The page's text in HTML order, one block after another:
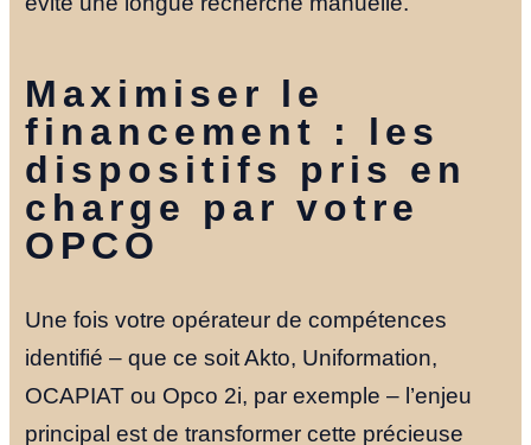
Maximiser le
financement : les
dispositifs pris en
charge par votre
OPCO
Une fois votre opérateur de compétences
identifié – que ce soit Akto, Uniformation,
OCAPIAT ou Opco 2i, par exemple – l’enjeu
principal est de transformer cette précieuse